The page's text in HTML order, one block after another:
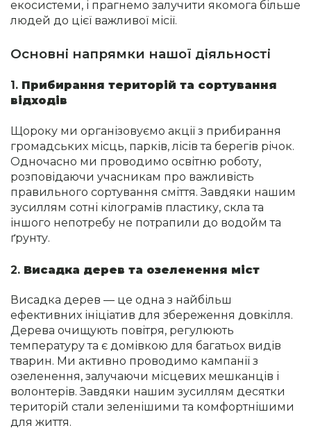
екосистеми, і прагнемо залучити якомога більше
людей до цієї важливої місії.
Основні напрямки нашої діяльності
1. Прибирання територій та сортування
відходів
Щороку ми організовуємо акції з прибирання
громадських місць, парків, лісів та берегів річок.
Одночасно ми проводимо освітню роботу,
розповідаючи учасникам про важливість
правильного сортування сміття. Завдяки нашим
зусиллям сотні кілограмів пластику, скла та
іншого непотребу не потрапили до водойм та
ґрунту.
2. Висадка дерев та озеленення міст
Висадка дерев — це одна з найбільш
ефективних ініціатив для збереження довкілля.
Дерева очищують повітря, регулюють
температуру та є домівкою для багатьох видів
тварин. Ми активно проводимо кампанії з
озеленення, залучаючи місцевих мешканців і
волонтерів. Завдяки нашим зусиллям десятки
територій стали зеленішими та комфортнішими
для життя.